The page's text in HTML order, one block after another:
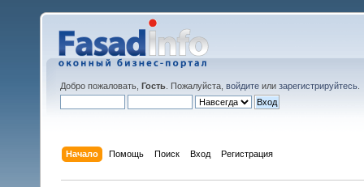
Добро пожаловать, Гость . Пожалуйста, войдите или зарегистрируйтесь
Начало Помощь Поиск Вход Регистрация